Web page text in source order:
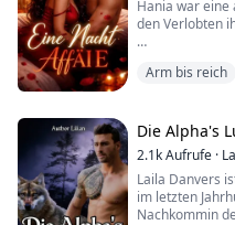
Hania war
den Verlobten
One-Night-
aufwachte,
dass der Mann
der Miller
werden.
...
Arm bis reich
Die Alpha's
2.1kAufrufe ·
Laila Danvers
im letzten
Nachkommin